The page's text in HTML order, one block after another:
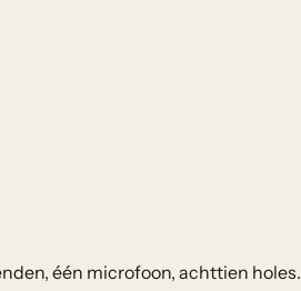
één microfoon, achttien holes.